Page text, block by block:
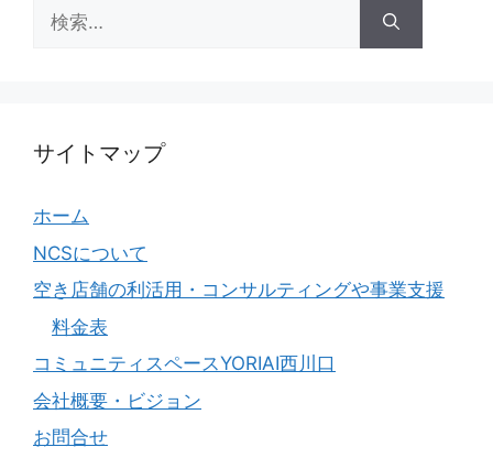
索:
サイトマップ
ホーム
NCSについて
空き店舗の利活用・コンサルティングや事業支援
料金表
コミュニティスペースYORIAI西川口
会社概要・ビジョン
お問合せ